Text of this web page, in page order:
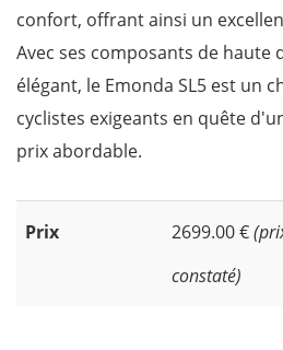
confort, offrant ainsi un
Avec ses composants de haute
élégant, le Emonda SL5 est un
cyclistes exigeants en quête
prix abordable.
Prix 2699.00 €
constaté)